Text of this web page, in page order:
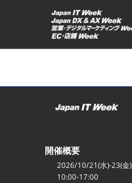
ッ
開催概要
2026/10/21(水)-23(金)
10:00-17:00